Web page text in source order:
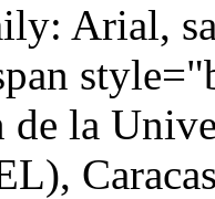
Arial,
la